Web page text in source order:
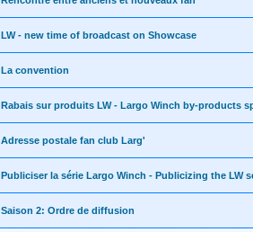
LW - new time of broadcast on Showcase
La convention
Rabais sur produits LW - Largo Winch by-products
Adresse postale fan club Larg'
Publiciser la série Largo Winch - Publicizing the LW
Saison 2: Ordre de diffusion